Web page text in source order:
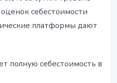
себестоимости
платформы дают
полную себестоимость в